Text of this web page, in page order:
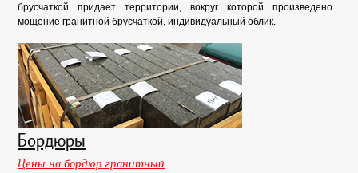
брусчаткой придает территории, вокруг которой произведено
мощение гранитной брусчаткой, индивидуальный облик.
Бордюры
Цены на бордюр гранитный